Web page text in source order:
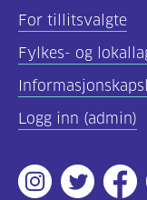
For tillitsvalgte
Fylkes- og
Logg inn (admin)
Instagram
Twitter